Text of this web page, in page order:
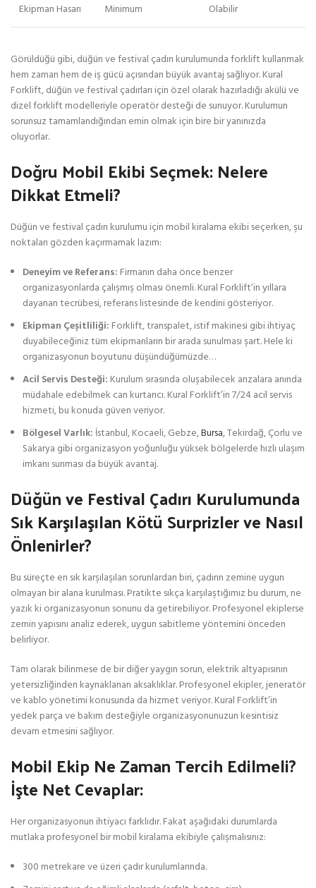
Ekipman Hasarı Minimum Olabilir
Görüldüğü gibi, düğün ve festival çadırı kurulumunda forklift kullanmak
hem zaman hem de iş gücü açısından büyük avantaj sağlıyor. Kural
Forklift, düğün ve festival çadırları için özel olarak hazırladığı akülü ve
dizel forklift modelleriyle operatör desteği de sunuyor. Kurulumun
sorunsuz tamamlandığından emin olmak için bire bir yanınızda
oluyorlar.
Doğru Mobil Ekibi Seçmek: Nelere
Dikkat Etmeli?
Düğün ve festival çadırı kurulumu için mobil kiralama ekibi seçerken, şu
noktaları gözden kaçırmamak lazım:
Deneyim ve Referans: Firmanın daha önce benzer
organizasyonlarda çalışmış olması önemli. Kural Forklift’in yıllara
dayanan tecrübesi, referans listesinde de kendini gösteriyor.
Ekipman Çeşitliliği: Forklift, transpalet, istif makinesi gibi ihtiyaç
duyabileceğiniz tüm ekipmanların bir arada sunulması şart. Hele ki
organizasyonun boyutunu düşündüğümüzde…
Acil Servis Desteği: Kurulum sırasında oluşabilecek arızalara anında
müdahale edebilmek can kurtarıcı. Kural Forklift’in 7/24 acil servis
hizmeti, bu konuda güven veriyor.
Bölgesel Varlık: İstanbul, Kocaeli, Gebze,Bursa, Tekirdağ, Çorlu ve
Sakarya gibi organizasyon yoğunluğu yüksek bölgelerde hızlı ulaşım
imkanı sunması da büyük avantaj.
Düğün ve Festival Çadırı Kurulumunda
Sık Karşılaşılan Kötü Surprizler ve Nasıl
Önlenirler?
Bu süreçte en sık karşılaşılan sorunlardan biri, çadırın zemine uygun
olmayan bir alana kurulması. Pratikte sıkça karşılaştığımız bu durum, ne
yazık ki organizasyonun sonunu da getirebiliyor. Profesyonel ekiplerse
zemin yapısını analiz ederek, uygun sabitleme yöntemini önceden
belirliyor.
Tam olarak bilinmese de bir diğer yaygın sorun, elektrik altyapısının
yetersizliğinden kaynaklanan aksaklıklar. Profesyonel ekipler, jeneratör
ve kablo yönetimi konusunda da hizmet veriyor. Kural Forklift’in
yedek parça ve bakım desteğiyle organizasyonunuzun kesintisiz
devam etmesini sağlıyor.
Mobil Ekip Ne Zaman Tercih Edilmeli?
İşte Net Cevaplar:
Her organizasyonun ihtiyacı farklıdır. Fakat aşağıdaki durumlarda
mutlaka profesyonel bir mobil kiralama ekibiyle çalışmalısınız:
300 metrekare ve üzeri çadır kurulumlarında.